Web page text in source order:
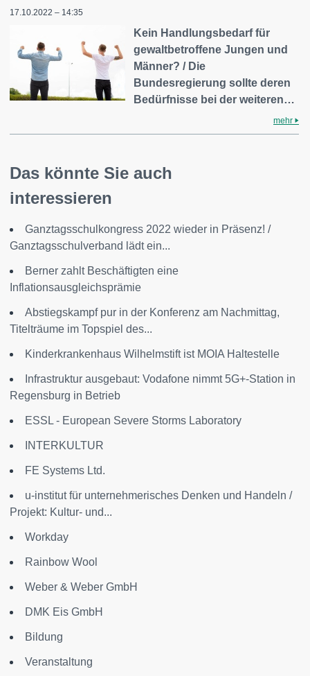
17.10.2022 – 14:35
Kein Handlungsbedarf für
gewaltbetroffene Jungen und
Männer? / Die
Bundesregierung sollte deren
Bedürfnisse bei der weiteren…
mehr
Das könnte Sie auch
interessieren
Ganztagsschulkongress 2022 wieder in Präsenz! /
Ganztagsschulverband lädt ein...
Berner zahlt Beschäftigten eine
Inflationsausgleichsprämie
Abstiegskampf pur in der Konferenz am Nachmittag,
Titelträume im Topspiel des...
Kinderkrankenhaus Wilhelmstift ist MOIA Haltestelle
Infrastruktur ausgebaut: Vodafone nimmt 5G+-Station in
Regensburg in Betrieb
ESSL - European Severe Storms Laboratory
INTERKULTUR
FE Systems Ltd.
u-institut für unternehmerisches Denken und Handeln /
Projekt: Kultur- und...
Workday
Rainbow Wool
Weber & Weber GmbH
DMK Eis GmbH
Bildung
Veranstaltung